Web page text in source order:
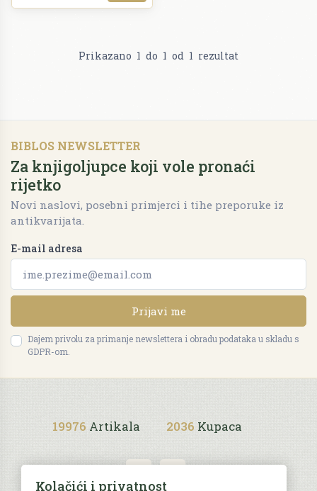
Prikazano 1 do 1 od 1 rezultat
BIBLOS NEWSLETTER
Za knjigoljupce koji vole pronaći
rijetko
Novi naslovi, posebni primjerci i tihe preporuke iz
antikvarijata.
E-mail adresa
Prijavi me
Dajem privolu za primanje newslettera i obradu podataka u skladu s
GDPR-om.
19976 Artikala 2036 Kupaca
Kolačići i privatnost